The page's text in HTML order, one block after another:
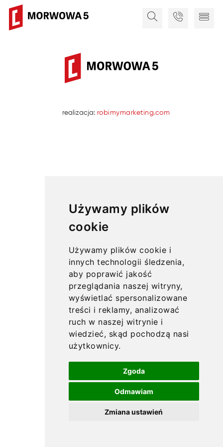
Używamy plików
cookie
Używamy plików cookie i
innych technologii śledzenia,
aby poprawić jakość
przeglądania naszej witryny,
wyświetlać spersonalizowane
treści i reklamy, analizować
ruch w naszej witrynie i
wiedzieć, skąd pochodzą nasi
użytkownicy.
Zgoda
Odmawiam
Zmiana ustawień
realizacja: robimymarketing.com